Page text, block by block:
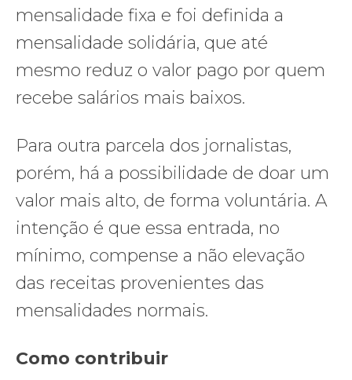
mensalidade fixa e foi definida a
mensalidade solidária, que até
mesmo reduz o valor pago por quem
recebe salários mais baixos.
Para outra parcela dos jornalistas,
porém, há a possibilidade de doar um
valor mais alto, de forma voluntária. A
intenção é que essa entrada, no
mínimo, compense a não elevação
das receitas provenientes das
mensalidades normais.
Como contribuir